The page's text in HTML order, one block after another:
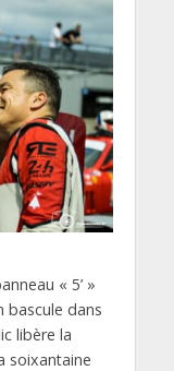
« 5’ »
bascule dans
libère la
soixantaine